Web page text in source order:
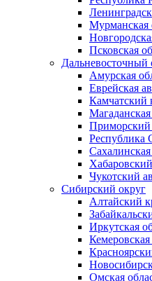
Мурманская
Псковская
Дальневосточный
Амурская
Еврейская
Камчатский
Магаданская
Приморский
Республика
Сахалинская
Чукотский
Сибирский округ
Алтайский
Иркутская
Кемеровская
Омская